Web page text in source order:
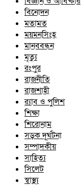
বিনোদন
মতামত
ময়মনসিংহ
মানববন্ধন
মৃত্যু
রংপুর
রাজনীতি
রাজশাহী
র‍্যাব ও পুলিশ
শিক্ষা
শিরোনাম
সড়ক দূর্ঘটনা
সম্পাদকীয়
সাহিত্য
সিলেট
স্বাস্থ্য